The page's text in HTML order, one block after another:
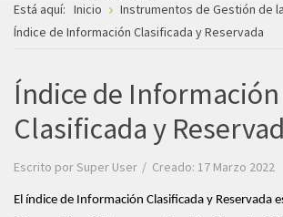
Está aquí: Inicio
Instrumentos de Gestión de
Índice de Información Clasificada y Reservada
Índice de Información
Clasificada y
Escrito porSuper User Creado: 17 Marzo 2022
El índice de Información Clasificada y Reservada